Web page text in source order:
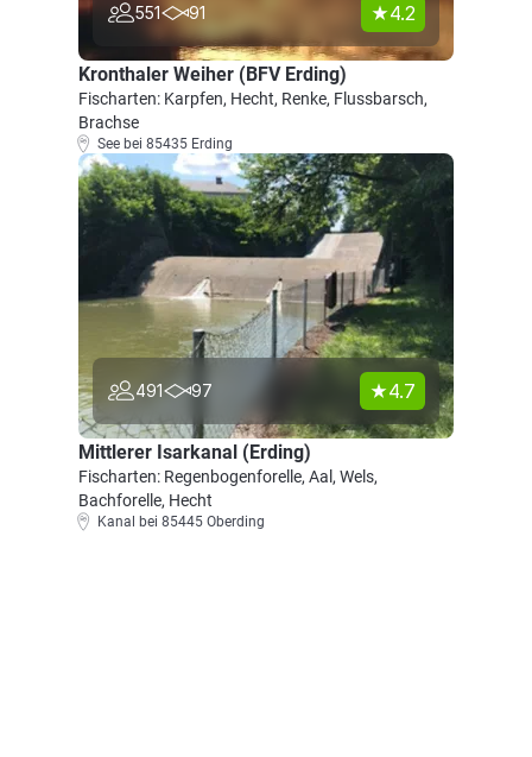
551 91 4.2
Kronthaler Weiher (BFV Erding)
Fischarten: Karpfen, Hecht, Renke, Flussbarsch,
Brachse
See bei 85435 Erding
491 97 4.7
Mittlerer Isarkanal (Erding)
Fischarten: Regenbogenforelle, Aal, Wels,
Bachforelle, Hecht
Kanal bei 85445 Oberding